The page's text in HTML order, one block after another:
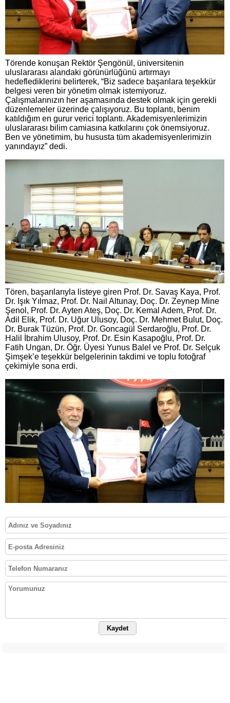
Törende konuşan Rektör Şengönül, üniversitenin
uluslararası alandaki görünürlüğünü artırmayı
hedeflediklerini belirterek, “Biz sadece başarılara teşekkür
belgesi veren bir yönetim olmak istemiyoruz.
Çalışmalarınızın her aşamasında destek olmak için gerekli
düzenlemeler üzerinde çalışıyoruz. Bu toplantı, benim
katıldığım en gurur verici toplantı. Akademisyenlerimizin
uluslararası bilim camiasına katkılarını çok önemsiyoruz.
Ben ve yönetimim, bu hususta tüm akademisyenlerimizin
yanındayız” dedi.
Tören, başarılarıyla listeye giren Prof. Dr. Savaş Kaya, Prof.
Dr. Işık Yılmaz, Prof. Dr. Nail Altunay, Doç. Dr. Zeynep Mine
Şenol, Prof. Dr. Ayten Ateş, Doç. Dr. Kemal Adem, Prof. Dr.
Adil Elik, Prof. Dr. Uğur Ulusoy, Doç. Dr. Mehmet Bulut, Doç.
Dr. Burak Tüzün, Prof. Dr. Goncagül Serdaroğlu, Prof. Dr.
Halil İbrahim Ulusoy, Prof. Dr. Esin Kasapoğlu, Prof. Dr.
Fatih Ungan, Dr. Öğr. Üyesi Yunus Balel ve Prof. Dr. Selçuk
Şimşek’e teşekkür belgelerinin takdimi ve toplu fotoğraf
çekimiyle sona erdi.
Kaydet